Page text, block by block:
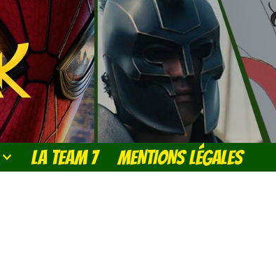
LA TEAM 7 MENTIONS LÉGALES